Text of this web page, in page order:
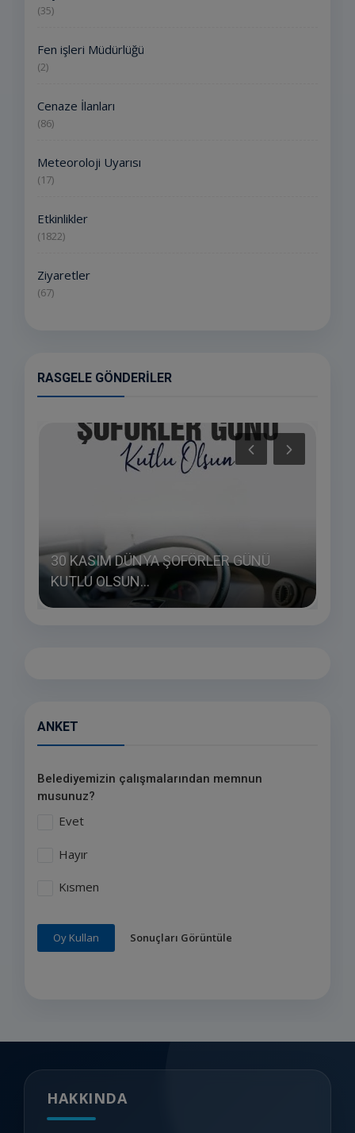
(35)
Fen işleri Müdürlüğü
(2)
Cenaze İlanları
(86)
Meteoroloji Uyarısı
(17)
Etkinlikler
(1822)
Ziyaretler
(67)
RASGELE GÖNDERILER
30 KASIM DÜNYA ŞOFÖRLER GÜNÜ
KUTLU OLSUN...
ANKET
Belediyemizin çalışmalarından memnun
musunuz?
Evet
Hayır
Kısmen
Oy Kullan Sonuçları Görüntüle
HAKKINDA